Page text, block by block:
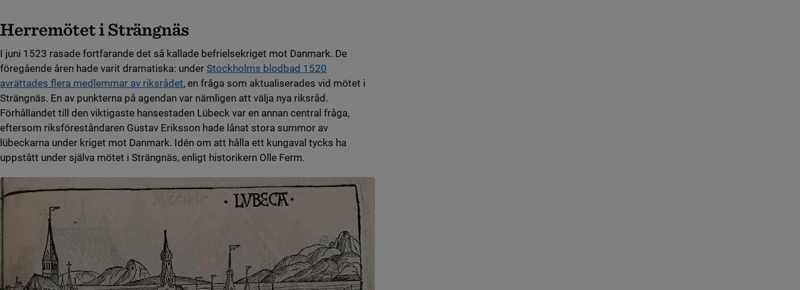
Herremötet i Strängnäs
I juni 1523 rasade fortfarande det så kallade befrielsekriget mot Danmark. De
föregående åren hade varit dramatiska: under Stockholms blodbad 1520
avrättades flera medlemmar av riksrådet, en fråga som aktualiserades vid mötet i
Strängnäs. En av punkterna på agendan var nämligen att välja nya riksråd.
Förhållandet till den viktigaste hansestaden Lübeck var en annan central fråga,
eftersom riksföreståndaren Gustav Eriksson hade lånat stora summor av
lübeckarna under kriget mot Danmark. Idén om att hålla ett kungaval tycks ha
uppstått under själva mötet i Strängnäs, enligt historikern Olle Ferm.